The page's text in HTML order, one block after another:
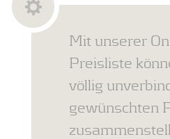
Mit unserer
Preisliste
völlig
gewünschten